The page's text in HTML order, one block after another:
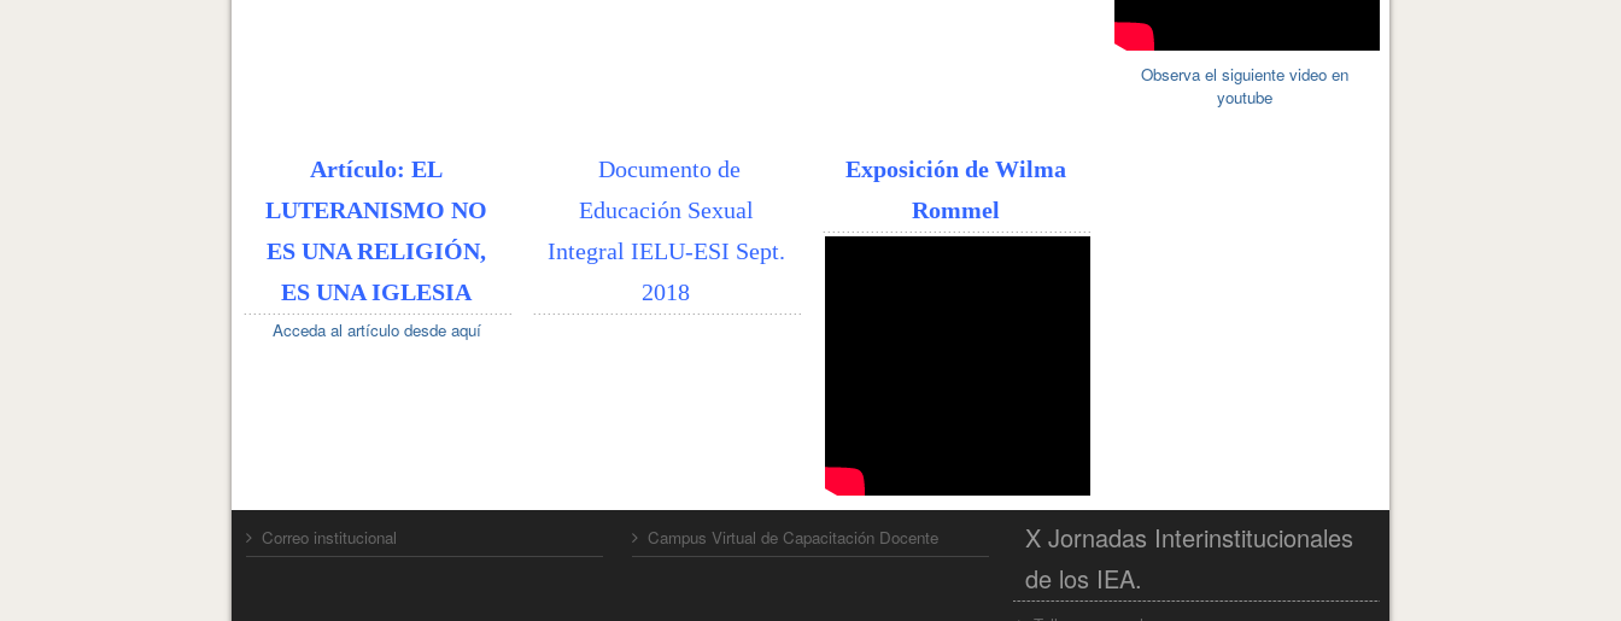
Observa el siguiente video en
youtube
Artículo: EL
LUTERANISMO NO
ES UNA RELIGIÓN,
ES UNA IGLESIA
Acceda al artículo desde aquí
Documento de
Educación Sexual
Integral IELU-ESI Sept.
2018
Exposición de Wilma
Rommel
Correo institucional Campus Virtual de Capacitación Docente
X Jornadas Interinstitucionales
de los IEA.